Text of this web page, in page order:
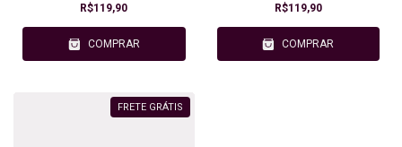
R$119,90
COMPRAR
R$119,90
COMPRAR
FRETE GRÁTIS